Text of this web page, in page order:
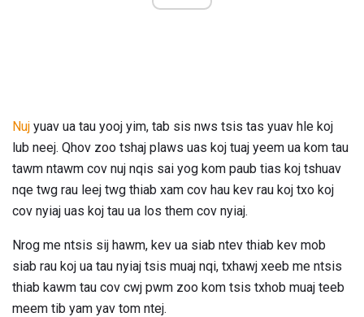
Nuj yuav ua tau yooj yim, tab sis nws tsis tas yuav hle koj
lub neej. Qhov zoo tshaj plaws uas koj tuaj yeem ua kom tau
tawm ntawm cov nuj nqis sai yog kom paub tias koj tshuav
nqe twg rau leej twg thiab xam cov hau kev rau koj txo koj
cov nyiaj uas koj tau ua los them cov nyiaj.
Nrog me ntsis sij hawm, kev ua siab ntev thiab kev mob
siab rau koj ua tau nyiaj tsis muaj nqi, txhawj xeeb me ntsis
thiab kawm tau cov cwj pwm zoo kom tsis txhob muaj teeb
meem tib yam yav tom ntej.